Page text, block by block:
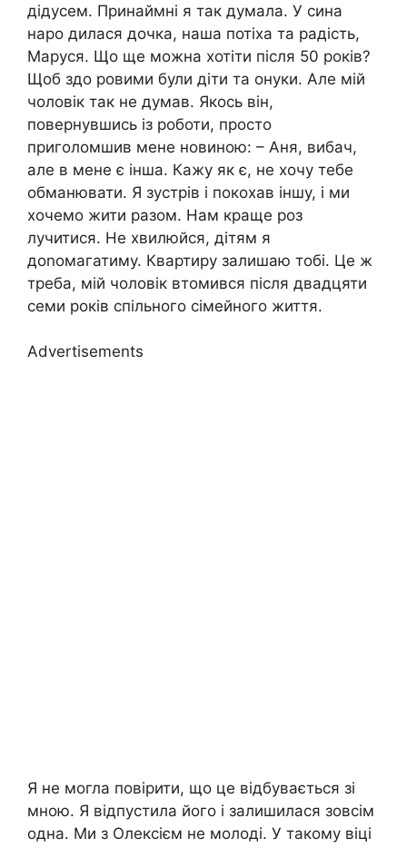
дідусем. Принаймні я так думала. У сина
наро дилася дочка, наша потіха та радість,
Маруся. Що ще можна хотіти після 50 років?
Щоб здо ровими були діти та онуки. Але мій
чоловік так не думав. Якось він,
повернувшись із роботи, просто
приголомшив мене новиною: – Аня, вибач,
але в мене є інша. Кажу як є, не хочу тебе
обманювати. Я зустрів і покохав іншу, і ми
хочемо жити разом. Нам краще роз
лучитися. Не хвилюйся, дітям я
доnомагатиму. Квартиру залишаю тобі. Це ж
треба, мій чоловік втомився після двадцяти
семи років спільного сімейного життя.
Advertisements
Я не могла повірити, що це відбувається зі
мною. Я відпустила його і залишилася зовсім
одна. Ми з Олексієм не молоді. У такому віці